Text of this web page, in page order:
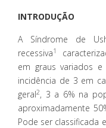
INTRODUÇÃO
A Síndrome de
recessiva1
em graus variados e
incidência de 3 em
geral2, 3 a 6% na
aproximadamente
Pode ser classificada